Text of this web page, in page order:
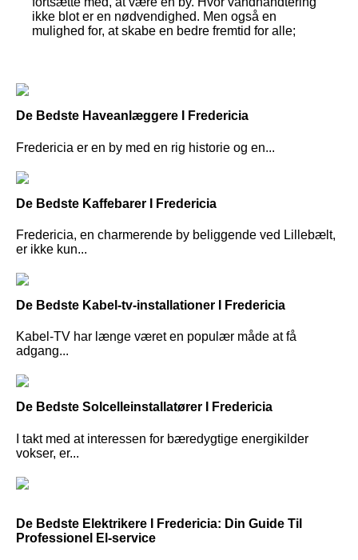
ikke blot er en nødvendighed. Men også en
mulighed for, at skabe en bedre fremtid for alle;
De Bedste Haveanlæggere I Fredericia
Fredericia er en by med en rig historie og en...
De Bedste Kaffebarer I Fredericia
Fredericia, en charmerende by beliggende ved Lillebælt,
er ikke kun...
De Bedste Kabel-tv-installationer I Fredericia
Kabel-TV har længe været en populær måde at få
adgang...
De Bedste Solcelleinstallatører I Fredericia
I takt med at interessen for bæredygtige energikilder
vokser, er...
De Bedste Elektrikere I Fredericia: Din Guide Til
Professionel El-service